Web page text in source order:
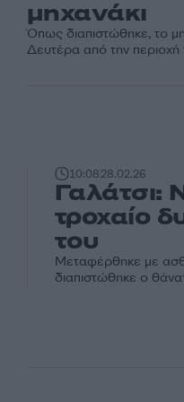
μηχανάκι
Όπως διαπιστώθηκε, το
Δευτέρα από την περιοχή
10:0828.02.26
Γαλάτσι:
τροχαίο
του
Μεταφέρθηκε με
διαπιστώθηκε ο